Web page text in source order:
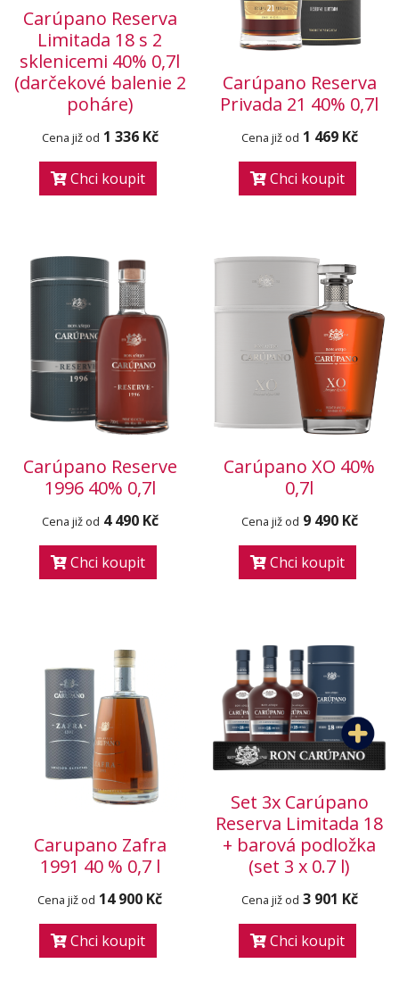
Carúpano Reserva
Limitada 18 s 2
sklenicemi 40% 0,7l
(darčekové balenie 2
poháre)
Cena již od 1 336 Kč
Chci koupit
Carúpano Reserva
Privada 21 40% 0,7l
Cena již od 1 469 Kč
Chci koupit
Carúpano Reserve
1996 40% 0,7l
Cena již od 4 490 Kč
Chci koupit
Carúpano XO 40%
0,7l
Cena již od 9 490 Kč
Chci koupit
Carupano Zafra
1991 40 % 0,7 l
Cena již od 14 900 Kč
Chci koupit
Set 3x Carúpano
Reserva Limitada 18
+ barová podložka
(set 3 x 0.7 l)
Cena již od 3 901 Kč
Chci koupit